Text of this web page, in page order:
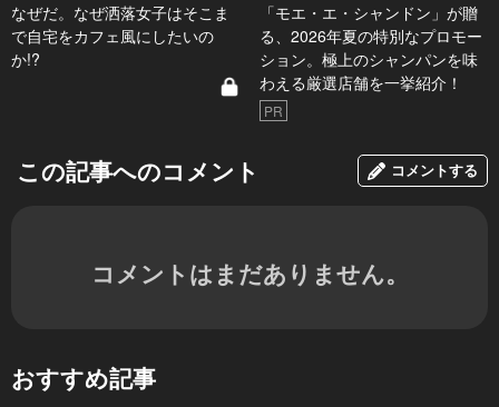
なぜだ。なぜ洒落女子はそこま
で自宅をカフェ風にしたいの
か!?
「モエ・エ・シャンドン」が贈
る、2026年夏の特別なプロモー
ション。極上のシャンパンを味
わえる厳選店舗を一挙紹介！
PR
この記事へのコメント コメントする
コメントはまだありません。
おすすめ記事